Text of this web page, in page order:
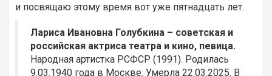
и посвящаю этому время вот уже пятнадцать лет.
Лариса Ивановна Голубкина – советская и
российская актриса театра и кино, певица.
Народная артистка РСФСР (1991). Родилась
9.03.1940 года в Москве. Умерла 22.03.2025. В